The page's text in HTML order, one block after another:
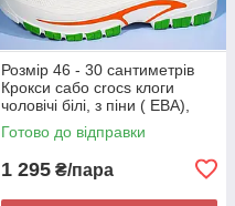
Розмір 46 - 30 сантиметрів
Крокси сабо crocs клоги
чоловічі білі, з піни ( ЕВА),
легкі і зручні
Готово до відправки
1 295 ₴/пара